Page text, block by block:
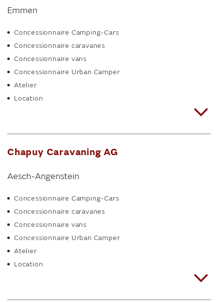
Emmen
Concessionnaire Camping-Cars
Concessionnaire caravanes
Concessionnaire vans
Concessionnaire Urban Camper
Atelier
Location
Chapuy Caravaning AG
Aesch-Angenstein
Concessionnaire Camping-Cars
Concessionnaire caravanes
Concessionnaire vans
Concessionnaire Urban Camper
Atelier
Location